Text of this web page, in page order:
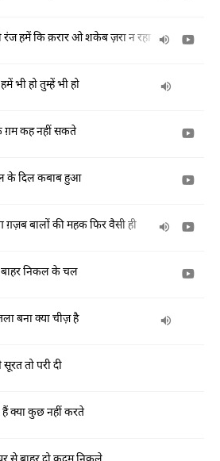
रंज हमें कि क़रार ओ शकेब ज़रा न रहा
भी हो तुम्हें भी हो
ग़म कह नहीं सकते
के दिल कबाब हुआ
ग़ज़ब बालों की महक फिर वैसी ही
निकल के चल
बना क्या चीज़ है
तो परी दी
क्या कुछ नहीं करते
से बाहर दो क़दम निकले